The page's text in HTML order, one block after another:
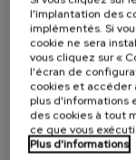
Liste
d'attente
Directeur(-
trice)
cours
DIRECTEUR(-
Maren Ortiz
l'implantation des
implémentés. Si
cookie ne sera
vous cliquez sur «
l'écran de
cookies et accéder
plus d'informations
des cookies à tout
ce que vous
Plus d'informations